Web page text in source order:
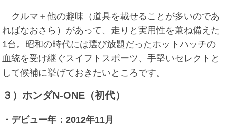
クルマ＋他の趣味（道具を載せることが多いのであ
ればなおさら）があって、走りと実用性を兼ね備えた
1台。昭和の時代には選び放題だったホットハッチの
血統を受け継ぐスイフトスポーツ、手堅いセレクトと
して候補に挙げておきたいところです。
３）ホンダN-ONE（初代）
・デビュー年：2012年11月